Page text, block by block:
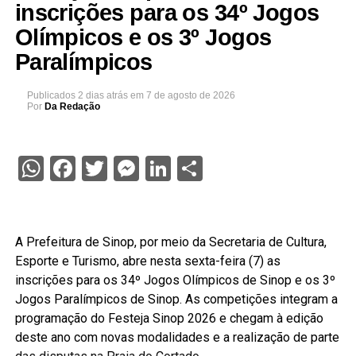
inscrições para os 34º Jogos
Olímpicos e os 3º Jogos
Paralímpicos
Publicados 2 dias atrás em 7 de agosto de 2026
Por Da Redação
WhatsApp
Facebook
Twitter
Messenger
LinkedIn
Share
A Prefeitura de Sinop, por meio da Secretaria de Cultura,
Esporte e Turismo, abre nesta sexta-feira (7) as
inscrições para os 34º Jogos Olímpicos de Sinop e os 3º
Jogos Paralímpicos de Sinop. As competições integram a
programação do Festeja Sinop 2026 e chegam à edição
deste ano com novas modalidades e a realização de parte